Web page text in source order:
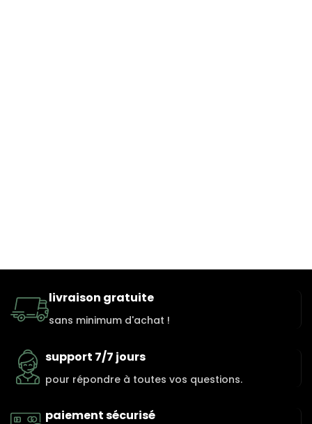
livraison gratuite
sans minimum d'achat !
support 7/7 jours
pour répondre à toutes vos questions.
paiement sécurisé